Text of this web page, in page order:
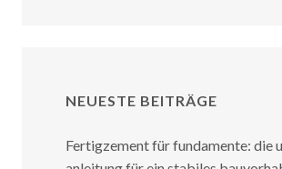
NEUESTE BEITRÄGE
Fertigzement für fundamente: die